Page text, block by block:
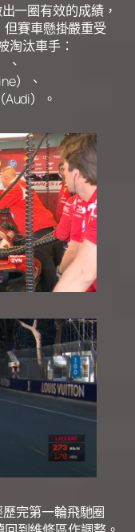
一圈有效的成績，
但賽車懸掛嚴重受
淘汰車手：
、
）、
）。
完第一輪飛馳圈